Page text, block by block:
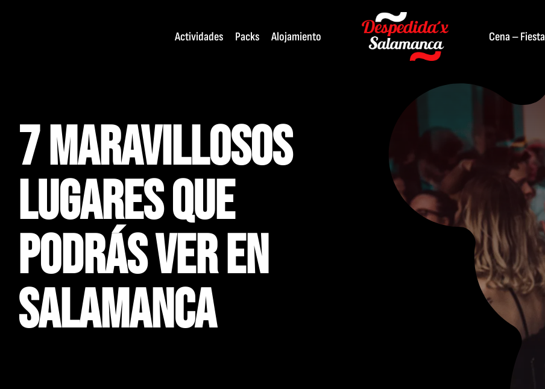
Actividades Packs Alojamiento Cena – Fiesta
7 MARAVILLOSOS
LUGARES QUE
PODRÁS VER EN
SALAMANCA